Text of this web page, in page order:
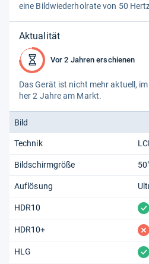
eine Bild­wie­der­hol­rate von 50
Aktualität
Vor 2 Jahren erschienen
Das Gerät ist nicht mehr aktu­ell,
her 2 Jahre am Markt.
Bild
Technik
Bildschirmgröße 50"
Auflösung
HDR10 vorhanden
HDR10+ fehlt
HLG vorhanden